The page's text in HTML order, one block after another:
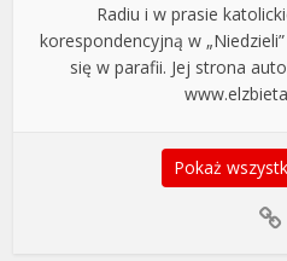
Radiu i w prasie
korespondencyjną w
się w parafii. Jej strona
Pokaż